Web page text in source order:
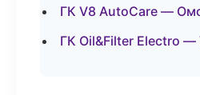
ГК V8 AutoCare —
ГК Oil&Filter Electro —